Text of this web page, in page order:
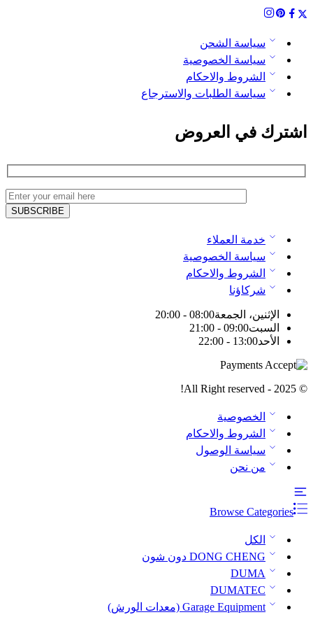
سياسة الشحن
سياسة الخصوصية
الشروط والاحكام
سياسة الطلبات والاسترجاع
اشترك في العروض
خدمة العملاء
سياسة الخصوصية
الشروط والاحكام
شركاؤنا
الإثنين، الجمعة08:00 - 20:00
السبت09:00 - 21:00
الأحد13:00 - 22:00
© 2025 - All Right reserved!
الخصوصية
الشروط والاحكام
سياسة الوصول
من نحن
Browse Categories
الكل
DONG CHENG دون شون
DUMA
DUMATEC
Garage Equipment (معدات الورش)